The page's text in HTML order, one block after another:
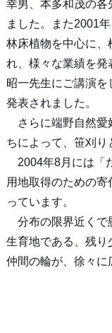
幸男、本多和茂の各
ました。また2001
林床植物を中心に、
れ、様々な業績を
昭一先生にご講演を
発表されました。
さらに端野自然愛
ちによって、笹刈り
2004年8月には「
用地取得のための
っています。
分布の限界近くで
生育地である、残り
仲間の輪が、徐々に